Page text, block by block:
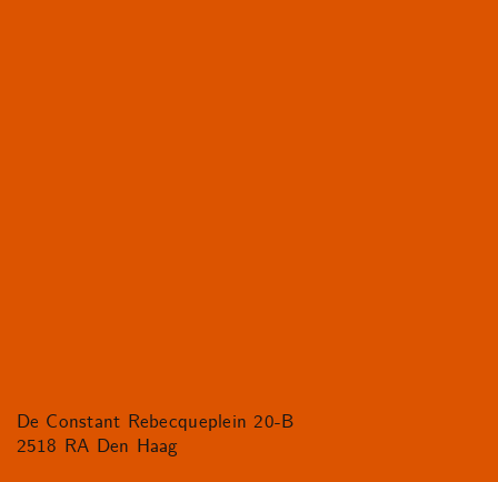
De Constant Rebecqueplein 20-B
2518 RA Den Haag